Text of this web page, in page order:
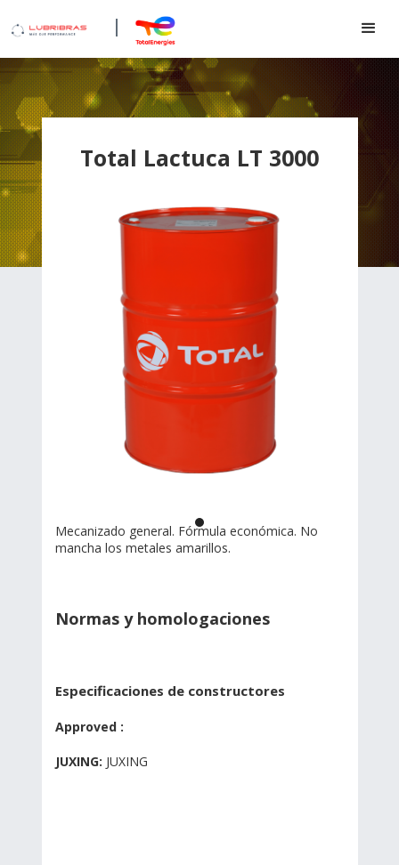
Total Lactuca LT 3000
Mecanizado general. Fórmula económica. No
mancha los metales amarillos.
Normas y homologaciones
Especificaciones de constructores
Approved :
JUXING: JUXING